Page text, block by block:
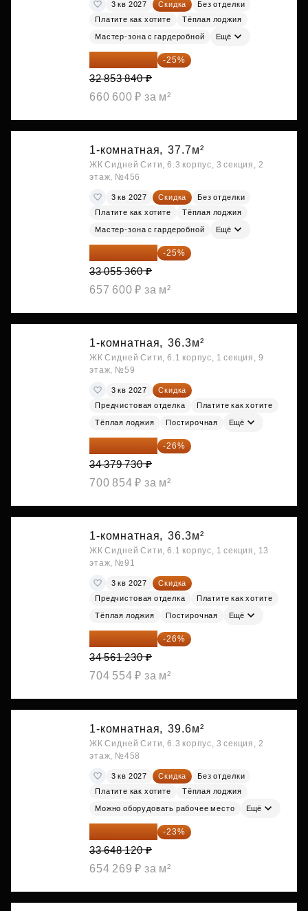
3 кв 2027 Скидка
Без отделки
Платите как хотите
Тёплая лоджия
Мастер-зона с гардеробной Ещё
24 640 380 ₽ -25%
32 853 840 ₽
660 600 ₽ за м²
1-комнатная, 37.7м²
ЖК Сидней Сити, 6.3 корпус, 3 секция, 2
этаж, №456
3 кв 2027 Скидка
Без отделки
Платите как хотите
Тёплая лоджия
Мастер-зона с гардеробной Ещё
24 791 520 ₽ -25%
33 055 360 ₽
657 600 ₽ за м²
1-комнатная, 36.3м²
ЖК Сидней Сити, 6.1 корпус, 1 секция, 9
этаж, №59
3 кв 2027
Скидка
Предчистовая отделка
Платите как хотите
Тёплая лоджия Постирочная Ещё
25 441 000 ₽ -26%
34 379 730 ₽
700 854 ₽ за м²
1-комнатная, 36.3м²
ЖК Сидней Сити, 6.1 корпус, 1 секция, 13
этаж, №91
3 кв 2027
Скидка
Предчистовая отделка
Платите как хотите
Тёплая лоджия Постирочная Ещё
25 575 310 ₽ -26%
34 561 230 ₽
704 554 ₽ за м²
1-комнатная, 39.6м²
ЖК Сидней Сити, 6.3 корпус, 3 секция, 2
этаж, №458
3 кв 2027 Скидка
Без отделки
Платите как хотите
Тёплая лоджия
Можно оборудовать рабочее место Ещё
25 909 052 ₽ -23%
33 648 120 ₽
654 269 ₽ за м²